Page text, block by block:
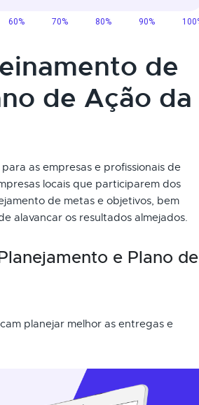
de
de Ação da
as empresas e profissionais de
locais que participarem dos
de metas e objetivos, bem
alavancar os resultados almejados.
e Plano de
planejar melhor as entregas e